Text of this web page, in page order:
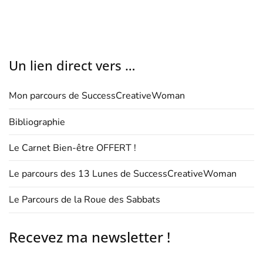
Un lien direct vers …
Mon parcours de SuccessCreativeWoman
Bibliographie
Le Carnet Bien-être OFFERT !
Le parcours des 13 Lunes de SuccessCreativeWoman
Le Parcours de la Roue des Sabbats
Recevez ma newsletter !